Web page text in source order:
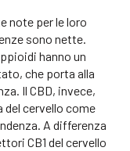
note per le loro
sono nette.
hanno un
che porta alla
Il CBD, invece,
del cervello come
A differenza
CB1 del cervello